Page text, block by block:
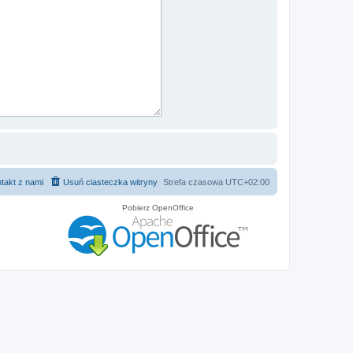
Strefa czasowa UTC+02:00
Usuń ciasteczka witryny
z nami
Pobierz OpenOffice